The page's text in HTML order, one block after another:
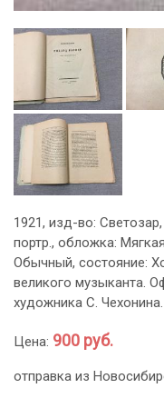
1921, изд-во:
портр., обложка:
Обычный, состояние:
великого музыканта.
художника С. Чехонина.
Цена: 900 руб.
отправка из